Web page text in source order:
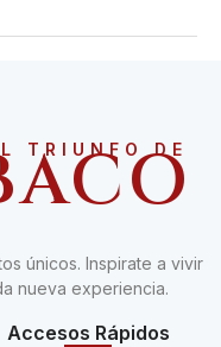
TRIUNFO DE
únicos. Inspirate a vivir
nueva experiencia.
Accesos Rápidos